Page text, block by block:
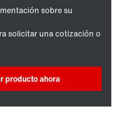
sobre su
solicitar una cotización o
producto ahora